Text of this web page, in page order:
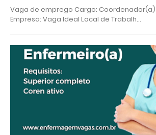
Vaga de emprego Cargo:
Empresa: Vaga Ideal Local de Trabalh…